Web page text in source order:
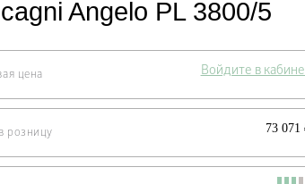
Angelo PL 3800/5
цена Войдите в
розницу 73 071